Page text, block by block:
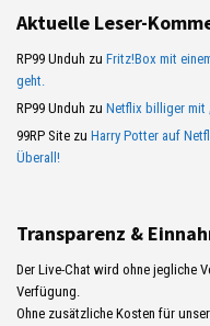
Aktuelle Leser-
RP99 Unduh zu Fritz!Box mit
geht.
RP99 Unduh zu Netflix billiger mit
99RP Site zu Harry Potter auf
Überall!
Transparenz &
Der Live-Chat wird ohne jegliche
Verfügung.
Ohne zusätzliche Kosten für